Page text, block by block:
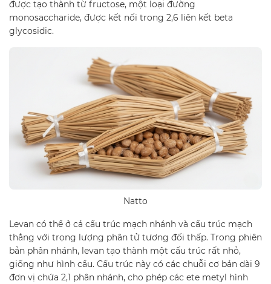
được tạo thành từ fructose, một loại đường
monosaccharide, được kết nối trong 2,6 liên kết beta
glycosidic.
Natto
Levan có thể ở cả cấu trúc mạch nhánh và cấu trúc mạch
thẳng với trọng lượng phân tử tương đối thấp. Trong phiên
bản phân nhánh, levan tạo thành một cấu trúc rất nhỏ,
giống như hình cầu. Cấu trúc này có các chuỗi cơ bản dài 9
đơn vị chứa 2,1 phân nhánh, cho phép các ete metyl hình